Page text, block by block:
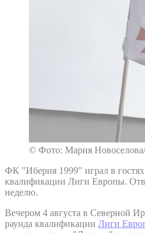
© Фото: Мария Новоселова/
ФК "Иберия 1999" играл в
квалификации Лиги Европы.
неделю.
Вечером 4 августа в Северной
раунда квалификации Лиги